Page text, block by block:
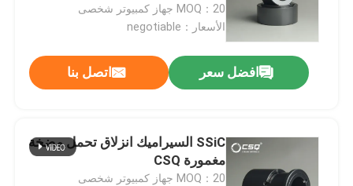
MOQ：20 جهاز كمبيوتر شخصى
الأسعار：negotiable
افضل سعر اتصل بنا
SSiC السيراميك انزلاق تحمل مضخة
مغمورة CSQ
MOQ：20 جهاز كمبيوتر شخصى